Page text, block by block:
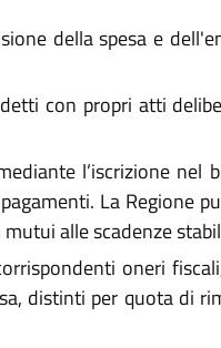
della spesa e
con propri atti
l’iscrizione nel
La Regione
alle scadenze
oneri
distinti per quota di